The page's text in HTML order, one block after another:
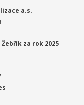
a.s.
za rok 2025